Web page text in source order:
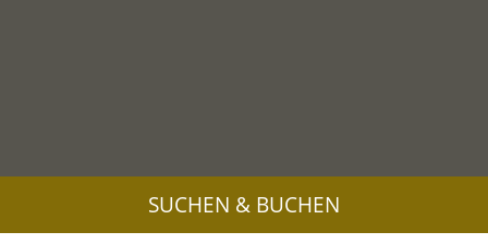
SUCHEN & BUCHEN